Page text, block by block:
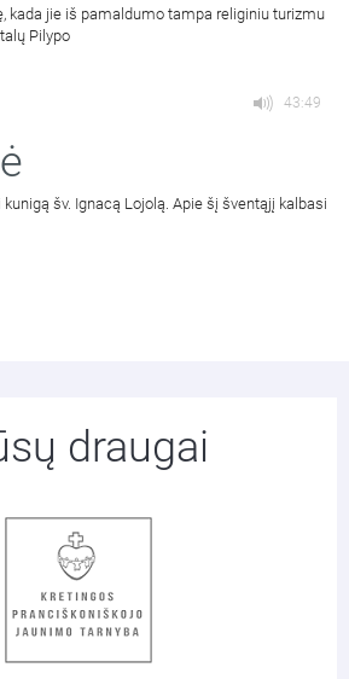
kada jie iš pamaldumo tampa religiniu turizmu
Pilypo
43:49
šv. Ignacą Lojolą. Apie šį šventąjį kalbasi
draugai